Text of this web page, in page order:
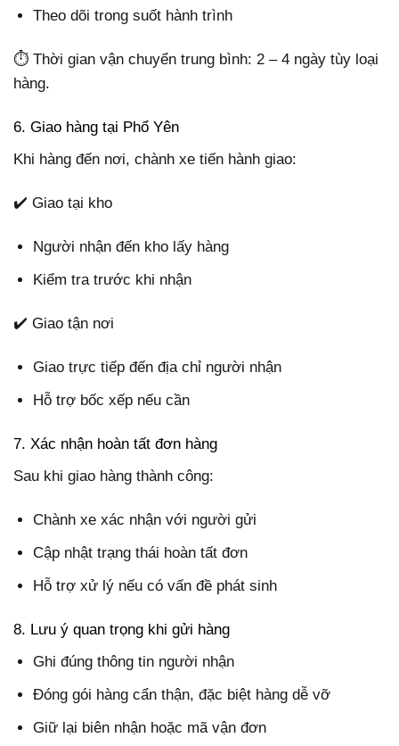
Theo dõi trong suốt hành trình
⏱️ Thời gian vận chuyển trung bình: 2 – 4 ngày tùy loại
hàng.
6. Giao hàng tại Phổ Yên
Khi hàng đến nơi, chành xe tiến hành giao:
✔️ Giao tại kho
Người nhận đến kho lấy hàng
Kiểm tra trước khi nhận
✔️ Giao tận nơi
Giao trực tiếp đến địa chỉ người nhận
Hỗ trợ bốc xếp nếu cần
7. Xác nhận hoàn tất đơn hàng
Sau khi giao hàng thành công:
Chành xe xác nhận với người gửi
Cập nhật trạng thái hoàn tất đơn
Hỗ trợ xử lý nếu có vấn đề phát sinh
8. Lưu ý quan trọng khi gửi hàng
Ghi đúng thông tin người nhận
Đóng gói hàng cẩn thận, đặc biệt hàng dễ vỡ
Giữ lại biên nhận hoặc mã vận đơn